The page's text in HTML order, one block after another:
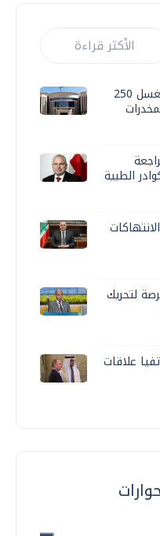
الأكثر قراءة
ضبط 6 عناصر جنائية لقيامهم بغسل 250
الطبية
لتحريك
علاقات